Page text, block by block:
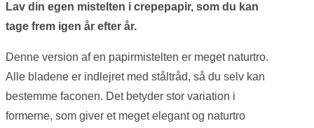
Lav din egen mistelten i crepepapir, som du kan
tage frem igen år efter år.
Denne version af en papirmistelten er meget naturtro.
Alle bladene er indlejret med ståltråd, så du selv kan
bestemme faconen. Det betyder stor variation i
formerne, som giver et meget elegant og naturtro